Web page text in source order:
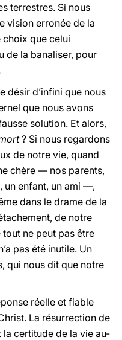
terrestres. Si nous
vision erronée de la
choix que celui
de la banaliser, pour
désir d’infini que nous
que nous avons
solution. Et alors,
? Si nous regardons
de notre vie, quand
chère — nos parents,
un enfant, un ami —,
dans le drame de la
de notre
ne peut pas être
pas été inutile. Un
qui nous dit que notre
réelle et fiable
La résurrection de
la certitude de la vie au-